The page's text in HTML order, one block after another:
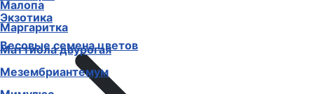
Экзотика
Весовые семена цветов
Малопа
Маргаритка
Маттиола двурогая
Мезембриантемум